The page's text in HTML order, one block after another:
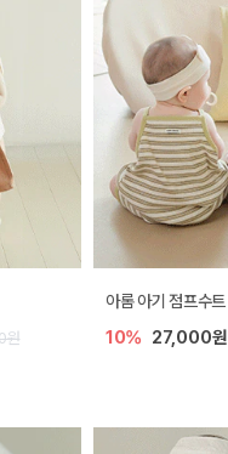
원
아롬 아기 점프수트
10% 27,000원